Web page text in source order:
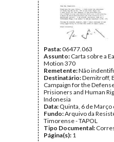
Pasta:06477.063
Assunto: Carta sobre a
Motion 370
Remetente:Não
Destinatário:Demitroff,
Campaign for the
Prisioners and Human
Indonesia
Data: Quinta, 6 de Março
Fundo:Arquivo da
Timorense - TAPOL
Tipo Documental:
Página(s): 1